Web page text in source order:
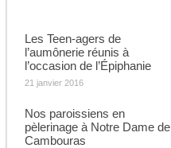
Les Teen-agers de
l’aumônerie réunis à
l’occasion de l’Épiphanie
21 janvier 2016
Nos paroissiens en
pèlerinage à Notre Dame de
Cambouras